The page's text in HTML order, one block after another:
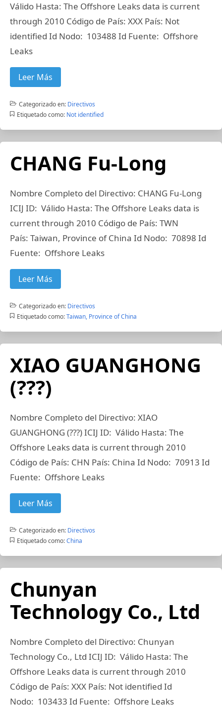
Válido Hasta: The Offshore Leaks data is current
through 2010 Código de País: XXX País: Not
identified Id Nodo: 103488 Id Fuente: Offshore
Leaks
Leer Más
Categorizado en: Directivos
Etiquetado como: Not identified
CHANG Fu-Long
Nombre Completo del Directivo: CHANG Fu-Long
ICIJ ID: Válido Hasta: The Offshore Leaks data is
current through 2010 Código de País: TWN
País: Taiwan, Province of China Id Nodo: 70898 Id
Fuente: Offshore Leaks
Leer Más
Categorizado en: Directivos
Etiquetado como: Taiwan, Province of China
XIAO GUANGHONG
(???)
Nombre Completo del Directivo: XIAO
GUANGHONG (???) ICIJ ID: Válido Hasta: The
Offshore Leaks data is current through 2010
Código de País: CHN País: China Id Nodo: 70913 Id
Fuente: Offshore Leaks
Leer Más
Categorizado en: Directivos
Etiquetado como: China
Chunyan
Technology Co., Ltd
Nombre Completo del Directivo: Chunyan
Technology Co., Ltd ICIJ ID: Válido Hasta: The
Offshore Leaks data is current through 2010
Código de País: XXX País: Not identified Id
Nodo: 103433 Id Fuente: Offshore Leaks